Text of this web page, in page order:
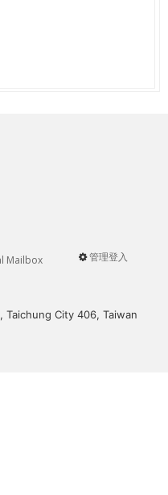
User
管理登入
Mailbox
City 406, Taiwan